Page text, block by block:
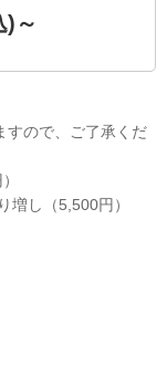
)～
すので、ご了承くだ
増し（5,500円）